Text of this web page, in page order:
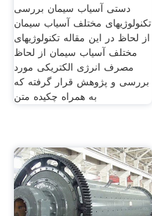
دستی آسیاب سیمان بررسی
تکنولوژیهای مختلف آسیاب سیمان
از لحاظ در این مقاله تکنولوژیهای
مختلف آسیاب سیمان از لحاظ
مصرف انرژی الکتریکی مورد
بررسی و پژوهش قرار گرفته که
به همراه چکیده متن